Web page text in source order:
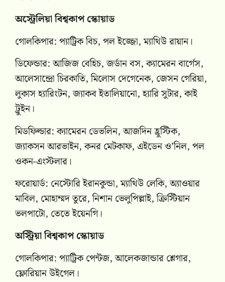
অস্ট্রেলিয়া বিশ্বকাপ স্কোয়াড
গোলকিপার: প্যাট্রিক বিচ, পল ইজ্জো, ম্যাথিউ রায়ান।
ডিফেন্ডার: আজিজ বেহিচ, জর্ডান বস, ক্যামেরন বার্গেস,
আলেসান্দ্রো চিরকাতি, মিলোস দেগেনেক, জেসন গেরিয়া,
লুকাস হ্যারিংটন, জ্যাকব ইতালিয়ানো, হ্যারি সুটার, কাই
ট্রুইন।
মিডফিল্ডার: ক্যামেরন ডেভলিন, আজদিন হ্রুস্টিক,
জ্যাকসন আরভাইন, কনর মেটকাফ, এইডেন ও’নিল, পল
ওকন-এংস্টলার।
ফরোয়ার্ড: নেস্টোরি ইরানকুন্ডা, ম্যাথিউ লেকি, অ্যাওয়ার
মাবিল, মোহাম্মদ তুরে, নিশান ভেলুপিল্লাই, ক্রিস্টিয়ান
ভলপাটো, তেতে ইয়েনগি।
অস্ট্রিয়া বিশ্বকাপ স্কোয়াড
গোলকিপার: প্যাট্রিক পেন্টজ, আলেকজান্ডার শ্লেগার,
ফ্লোরিয়ান উইগেল।